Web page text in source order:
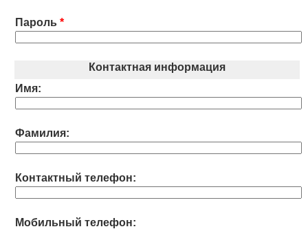
Пароль *
Контактная информация
Имя:
Фамилия:
Контактный телефон:
Мобильный телефон: